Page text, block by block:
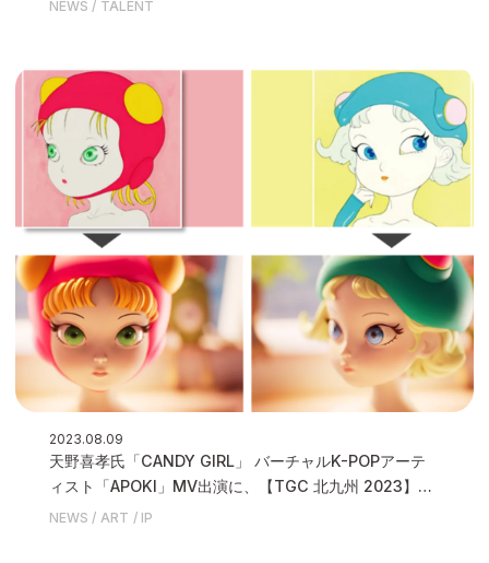
NEWS TALENT
2023.08.09
天野喜孝氏「CANDY GIRL」 バーチャルK-POPアーテ
ィスト「APOKI」MV出演に、【TGC 北九州 2023】
【SDGs推進 TGC しずおか 2024】キービジュアルに起
NEWS ART IP